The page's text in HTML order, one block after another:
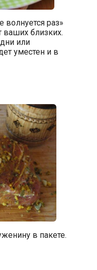
волнуется раз»
ваших близких.
или
уместен и в
в пакете.